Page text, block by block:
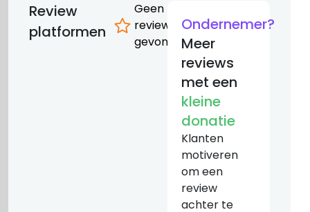
Review
platformen
Geen
reviews
gevonden
Ondernemer?
Meer
reviews
met een
kleine
donatie
Klanten
motiveren
om een
review
achter te